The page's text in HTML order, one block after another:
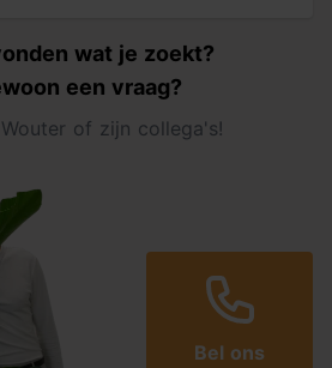
wat je zoekt?
een vraag?
of zijn collega's!
Bel ons